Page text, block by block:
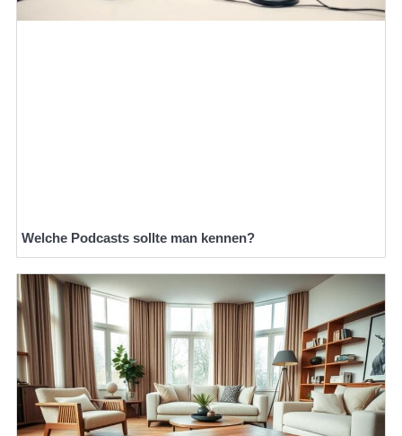
Welche Podcasts sollte man kennen?